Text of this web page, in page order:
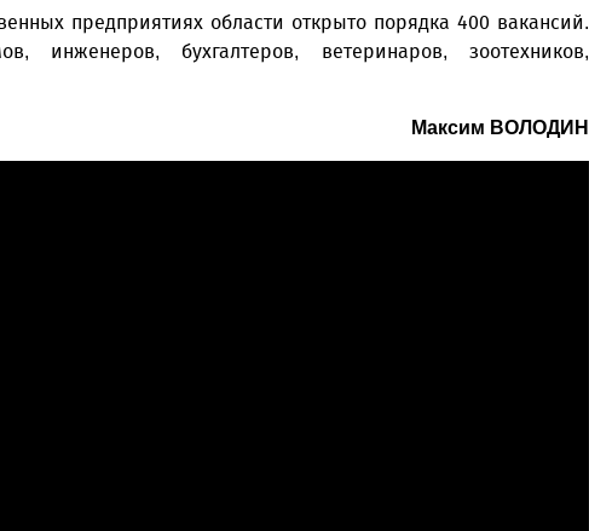
предприятиях области открыто порядка 400 вакансий.
инженеров, бухгалтеров, ветеринаров, зоотехников,
Максим ВОЛОДИН